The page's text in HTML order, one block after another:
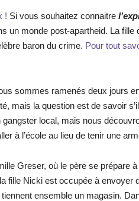
! Si vous souhaitez connaitre
un monde post-apartheid. La fille
baron du crime. Pour tout
sommes ramenés deux jours
mais la question est de savoir
local, mais nous
à l’école au lieu de tenir une
Greser, où le père se prépare
fille Nicki est occupée à
ensemble un magasin.